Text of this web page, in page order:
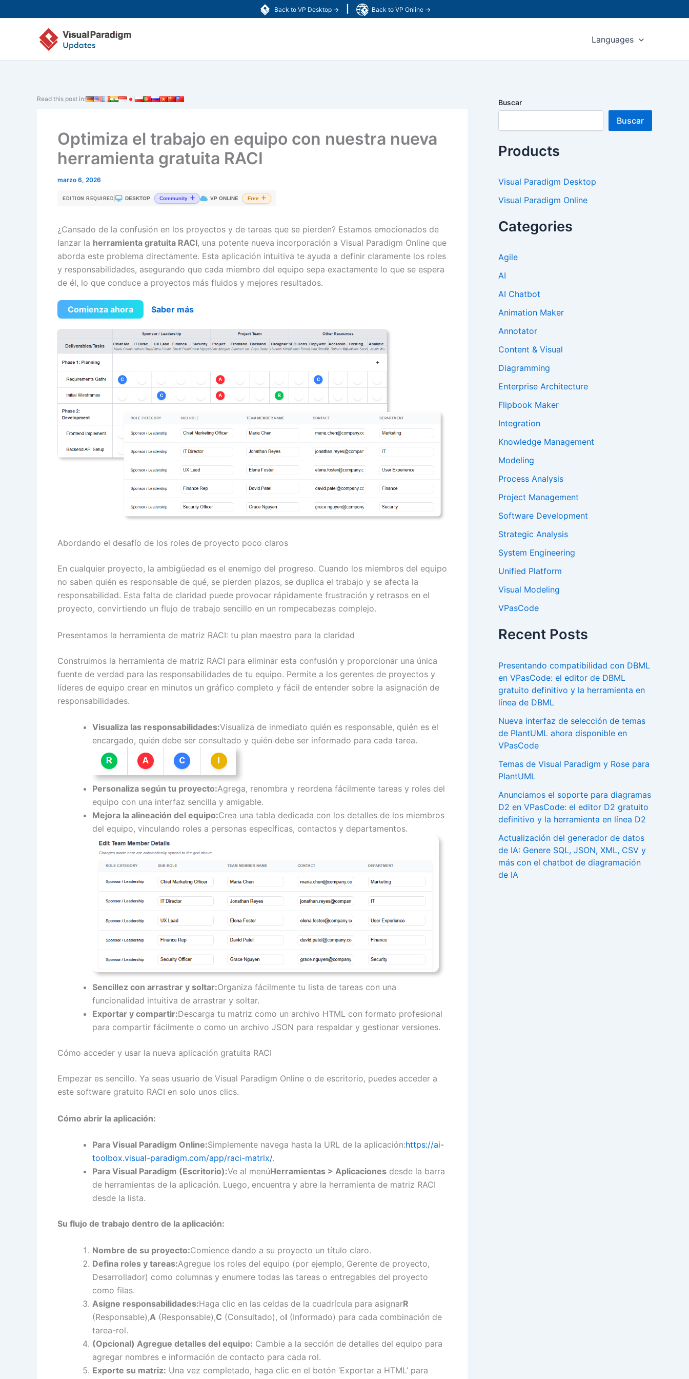
Back to VP Desktop → Back to VP Online →
al
Languages
Read this post in:
Optimiza el trabajo en equipo con nuestra nueva
herramienta gratuita RACI
marzo 6, 2026
EDITION REQUIRED DESKTOP Community VP ONLINE Free
¿Cansado de la confusión en los proyectos y de tareas que se pierden? Estamos emocionados de
lanzar la herramienta gratuita RACI, una potente nueva incorporación a Visual Paradigm Online que
aborda este problema directamente. Esta aplicación intuitiva te ayuda a definir claramente los roles
y responsabilidades, asegurando que cada miembro del equipo sepa exactamente lo que se espera
de él, lo que conduce a proyectos más fluidos y mejores resultados.
Comienza ahora Saber más
Abordando el desafío de los roles de proyecto poco claros
En cualquier proyecto, la ambigüedad es el enemigo del progreso. Cuando los miembros del equipo
no saben quién es responsable de qué, se pierden plazos, se duplica el trabajo y se afecta la
responsabilidad. Esta falta de claridad puede provocar rápidamente frustración y retrasos en el
proyecto, convirtiendo un flujo de trabajo sencillo en un rompecabezas complejo.
Presentamos la herramienta de matriz RACI: tu plan maestro para la claridad
Construimos la herramienta de matriz RACI para eliminar esta confusión y proporcionar una única
fuente de verdad para las responsabilidades de tu equipo. Permite a los gerentes de proyectos y
líderes de equipo crear en minutos un gráfico completo y fácil de entender sobre la asignación de
responsabilidades.
Visualiza las responsabilidades:Visualiza de inmediato quién es responsable, quién es el
encargado, quién debe ser consultado y quién debe ser informado para cada tarea.
Personaliza según tu proyecto:Agrega, renombra y reordena fácilmente tareas y roles del
equipo con una interfaz sencilla y amigable.
Mejora la alineación del equipo:Crea una tabla dedicada con los detalles de los miembros
del equipo, vinculando roles a personas específicas, contactos y departamentos.
Sencillez con arrastrar y soltar:Organiza fácilmente tu lista de tareas con una
funcionalidad intuitiva de arrastrar y soltar.
Exportar y compartir:Descarga tu matriz como un archivo HTML con formato profesional
para compartir fácilmente o como un archivo JSON para respaldar y gestionar versiones.
Cómo acceder y usar la nueva aplicación gratuita RACI
Empezar es sencillo. Ya seas usuario de Visual Paradigm Online o de escritorio, puedes acceder a
este software gratuito RACI en solo unos clics.
Cómo abrir la aplicación:
Para Visual Paradigm Online:Simplemente navega hasta la URL de la aplicación:https://ai-
toolbox.visual-paradigm.com/app/raci-matrix/.
Para Visual Paradigm (Escritorio):Ve al menúHerramientas > Aplicaciones desde la barra
de herramientas de la aplicación. Luego, encuentra y abre la herramienta de matriz RACI
desde la lista.
Su flujo de trabajo dentro de la aplicación:
Nombre de su proyecto:Comience dando a su proyecto un título claro.
Defina roles y tareas:Agregue los roles del equipo (por ejemplo, Gerente de proyecto,
Desarrollador) como columnas y enumere todas las tareas o entregables del proyecto
como filas.
Asigne responsabilidades:Haga clic en las celdas de la cuadrícula para asignarR
(Responsable),A (Responsable),C (Consultado), oI (Informado) para cada combinación de
tarea-rol.
(Opcional) Agregue detalles del equipo: Cambie a la sección de detalles del equipo para
agregar nombres e información de contacto para cada rol.
Exporte su matriz: Una vez completado, haga clic en el botón ‘Exportar a HTML’ para
Buscar
Buscar
Products
Visual Paradigm Desktop
Visual Paradigm Online
Categories
Agile
AI
AI Chatbot
Animation Maker
Annotator
Content & Visual
Diagramming
Enterprise Architecture
Flipbook Maker
Integration
Knowledge Management
Modeling
Process Analysis
Project Management
Software Development
Strategic Analysis
System Engineering
Unified Platform
Visual Modeling
VPasCode
Recent Posts
Presentando compatibilidad con DBML
en VPasCode: el editor de DBML
gratuito definitivo y la herramienta en
línea de DBML
Nueva interfaz de selección de temas
de PlantUML ahora disponible en
VPasCode
Temas de Visual Paradigm y Rose para
PlantUML
Anunciamos el soporte para diagramas
D2 en VPasCode: el editor D2 gratuito
definitivo y la herramienta en línea D2
Actualización del generador de datos
de IA: Genere SQL, JSON, XML, CSV y
más con el chatbot de diagramación
de IA